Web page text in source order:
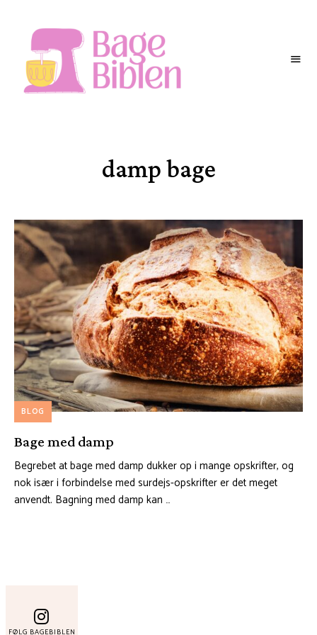
damp bage
BLOG
Bage med damp
Begrebet at bage med damp dukker op i mange opskrifter, og
nok især i forbindelse med surdejs-opskrifter er det meget
anvendt. Bagning med damp kan …
FØLG BAGEBIBLEN